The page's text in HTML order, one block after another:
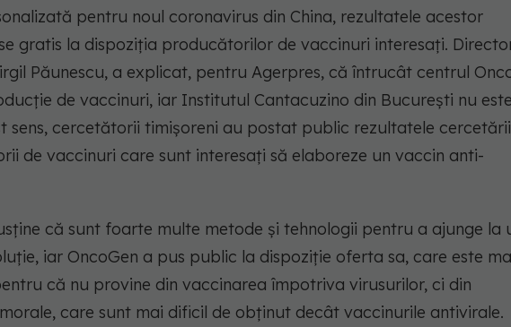
pentru noul coronavirus din China, rezultatele acestor
gratis la dispoziţia producătorilor de vaccinuri interesaţi.
Păunescu, a explicat, pentru Agerpres, că întrucât centrul
de vaccinuri, iar Institutul Cantacuzino din Bucureşti nu este
sens, cercetătorii timişoreni au postat public rezultatele
de vaccinuri care sunt interesaţi să elaboreze un vaccin anti-
că sunt foarte multe metode şi tehnologii pentru a ajunge la
iar OncoGen a pus public la dispoziţie oferta sa, care este
că nu provine din vaccinarea împotriva virusurilor, ci din
care sunt mai dificil de obţinut decât vaccinurile antivirale.